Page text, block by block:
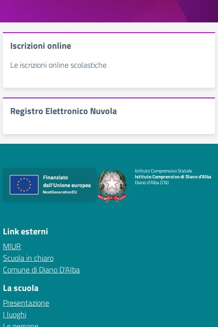
Iscrizioni online
Le iscrizioni online scolastiche
Registro Elettronico Nuvola
Istituto Comprensivo Statale
Istituto Comprensivo di Diano d'Alba
Diano d'Alba (CN)
Link esterni
MIUR
Scuola in chiaro
Comune di Diano D'Alba
La scuola
Presentazione
I luoghi